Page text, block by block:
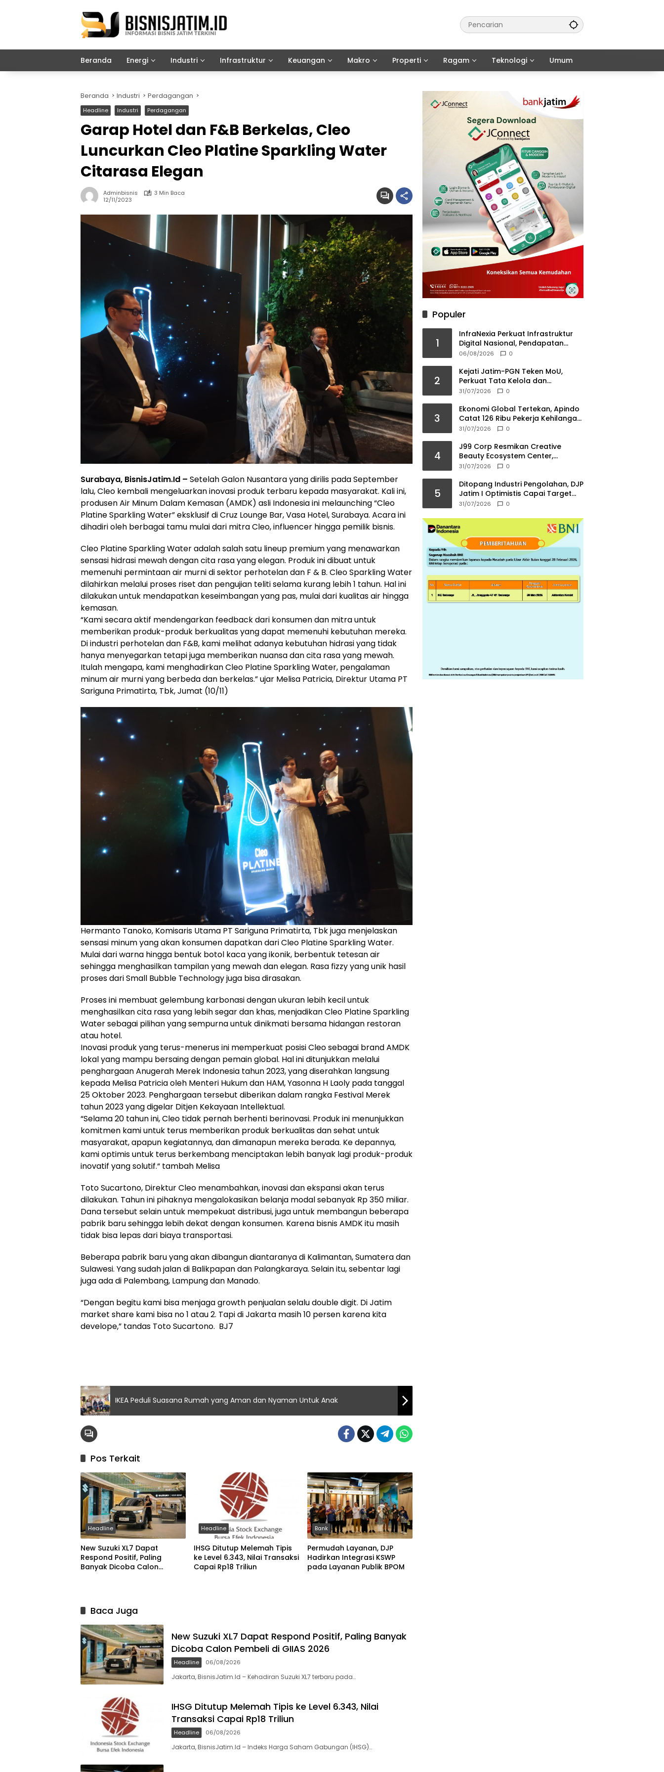
Beranda Energi Industri Infrastruktur Keuangan Makro Properti Ragam Teknologi Umum
Beranda Industri Perdagangan
Headline Industri Perdagangan
Garap Hotel dan F&B Berkelas, Cleo
Luncurkan Cleo Platine Sparkling Water
Citarasa Elegan
Adminbisnis
3 Min Baca
12/11/2023
Surabaya, BisnisJatim.Id – Setelah Galon Nusantara yang dirilis pada September
lalu, Cleo kembali mengeluarkan inovasi produk terbaru kepada masyarakat. Kali ini,
produsen Air Minum Dalam Kemasan (AMDK) asli Indonesia ini melaunching “Cleo
Platine Sparkling Water” eksklusif di Cruz Lounge Bar, Vasa Hotel, Surabaya. Acara ini
dihadiri oleh berbagai tamu mulai dari mitra Cleo, influencer hingga pemilik bisnis.
Cleo Platine Sparkling Water adalah salah satu lineup premium yang menawarkan
sensasi hidrasi mewah dengan cita rasa yang elegan. Produk ini dibuat untuk
memenuhi permintaan air murni di sektor perhotelan dan F & B. Cleo Sparkling Water
dilahirkan melalui proses riset dan pengujian teliti selama kurang lebih 1 tahun. Hal ini
dilakukan untuk mendapatkan keseimbangan yang pas, mulai dari kualitas air hingga
kemasan.
“Kami secara aktif mendengarkan feedback dari konsumen dan mitra untuk
memberikan produk-produk berkualitas yang dapat memenuhi kebutuhan mereka.
Di industri perhotelan dan F&B, kami melihat adanya kebutuhan hidrasi yang tidak
hanya menyegarkan tetapi juga memberikan nuansa dan cita rasa yang mewah.
Itulah mengapa, kami menghadirkan Cleo Platine Sparkling Water, pengalaman
minum air murni yang berbeda dan berkelas.” ujar Melisa Patricia, Direktur Utama PT
Sariguna Primatirta, Tbk, Jumat (10/11)
Hermanto Tanoko, Komisaris Utama PT Sariguna Primatirta, Tbk juga menjelaskan
sensasi minum yang akan konsumen dapatkan dari Cleo Platine Sparkling Water.
Mulai dari warna hingga bentuk botol kaca yang ikonik, berbentuk tetesan air
sehingga menghasilkan tampilan yang mewah dan elegan. Rasa fizzy yang unik hasil
proses dari Small Bubble Technology juga bisa dirasakan.
Proses ini membuat gelembung karbonasi dengan ukuran lebih kecil untuk
menghasilkan cita rasa yang lebih segar dan khas, menjadikan Cleo Platine Sparkling
Water sebagai pilihan yang sempurna untuk dinikmati bersama hidangan restoran
atau hotel.
Inovasi produk yang terus-menerus ini memperkuat posisi Cleo sebagai brand AMDK
lokal yang mampu bersaing dengan pemain global. Hal ini ditunjukkan melalui
penghargaan Anugerah Merek Indonesia tahun 2023, yang diserahkan langsung
kepada Melisa Patricia oleh Menteri Hukum dan HAM, Yasonna H Laoly pada tanggal
25 Oktober 2023. Penghargaan tersebut diberikan dalam rangka Festival Merek
tahun 2023 yang digelar Ditjen Kekayaan Intellektual.
“Selama 20 tahun ini, Cleo tidak pernah berhenti berinovasi. Produk ini menunjukkan
komitmen kami untuk terus memberikan produk berkualitas dan sehat untuk
masyarakat, apapun kegiatannya, dan dimanapun mereka berada. Ke depannya,
kami optimis untuk terus berkembang menciptakan lebih banyak lagi produk-produk
inovatif yang solutif.“ tambah Melisa
Toto Sucartono, Direktur Cleo menambahkan, inovasi dan ekspansi akan terus
dilakukan. Tahun ini pihaknya mengalokasikan belanja modal sebanyak Rp 350 miliar.
Dana tersebut selain untuk mempekuat distribusi, juga untuk membangun beberapa
pabrik baru sehingga lebih dekat dengan konsumen. Karena bisnis AMDK itu masih
tidak bisa lepas dari biaya transportasi.
Beberapa pabrik baru yang akan dibangun diantaranya di Kalimantan, Sumatera dan
Sulawesi. Yang sudah jalan di Balikpapan dan Palangkaraya. Selain itu, sebentar lagi
juga ada di Palembang, Lampung dan Manado.
“Dengan begitu kami bisa menjaga growth penjualan selalu double digit. Di Jatim
market share kami bisa no 1 atau 2. Tapi di Jakarta masih 10 persen karena kita
develope,” tandas Toto Sucartono. BJ7
IKEA Peduli Suasana Rumah yang Aman dan Nyaman Untuk Anak
Pos Terkait
Headline
New Suzuki XL7 Dapat
Respond Positif, Paling
Banyak Dicoba Calon
Headline
IHSG Ditutup Melemah Tipis
ke Level 6.343, Nilai Transaksi
Capai Rp18 Triliun
Bank
Permudah Layanan, DJP
Hadirkan Integrasi KSWP
pada Layanan Publik BPOM
Baca Juga
New Suzuki XL7 Dapat Respond Positif, Paling Banyak
Dicoba Calon Pembeli di GIIAS 2026
Headline 06/08/2026
Jakarta, BisnisJatim.Id – Kehadiran Suzuki XL7 terbaru pada…
IHSG Ditutup Melemah Tipis ke Level 6.343, Nilai
Transaksi Capai Rp18 Triliun
Headline 06/08/2026
Jakarta, BisnisJatim.Id – Indeks Harga Saham Gabungan (IHSG)…
Populer
1
InfraNexia Perkuat Infrastruktur
Digital Nasional, Pendapatan
Eksternal Melonjak 31 Persen
06/08/2026 0
2
Kejati Jatim-PGN Teken MoU,
Perkuat Tata Kelola dan
Kepastian Hukum Infrastruktur
31/07/2026 0
3
Ekonomi Global Tertekan, Apindo
Catat 126 Ribu Pekerja Kehilangan
Pekerjaan
31/07/2026 0
4
J99 Corp Resmikan Creative
Beauty Ecosystem Center,
Menekraf Dorong Ekosistem
31/07/2026 0
5
Ditopang Industri Pengolahan, DJP
Jatim I Optimistis Capai Target
Pajak Rp56,3 Triliun di 2026
31/07/2026 0